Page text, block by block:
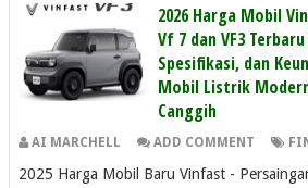
2026 Harga Mobil
Vf 7 dan VF3
Spesifikasi, dan
Mobil Listrik
Canggih
AI MARCHELL ADD COMMENT
2025 Harga Mobil Baru Vinfast -